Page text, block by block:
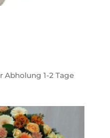
Abholung 1-2 Tage